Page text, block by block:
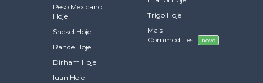
Peso Mexicano
Hoje
Shekel Hoje
Rande Hoje
Dirham Hoje
Iuan Hoje
Trigo Hoje
Mais
Commodities
novo